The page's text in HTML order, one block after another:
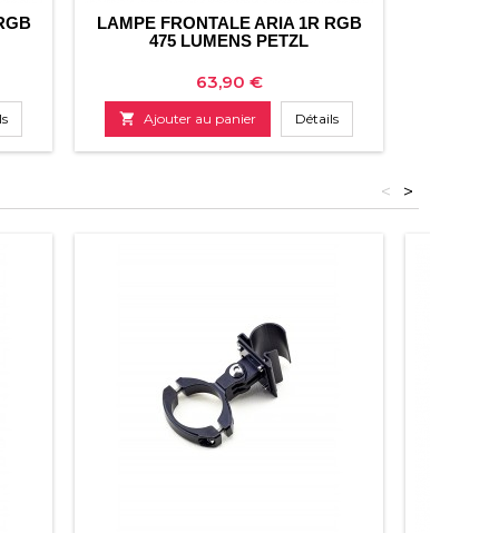
LAMPE FRONTALE ARIA 1R RGB
475 LUMENS PETZL
Prix
63,90 €
 Ajouter au panier Détails
>
<